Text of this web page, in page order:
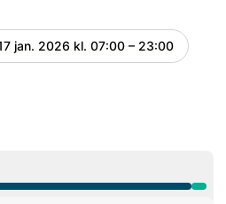
jan. 2026 kl. 07:00 – 23:00 UTC
til 11:00 PM